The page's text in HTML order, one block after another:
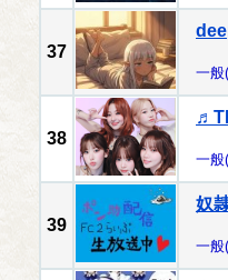
37
一般
38
一般
39
奴
一般